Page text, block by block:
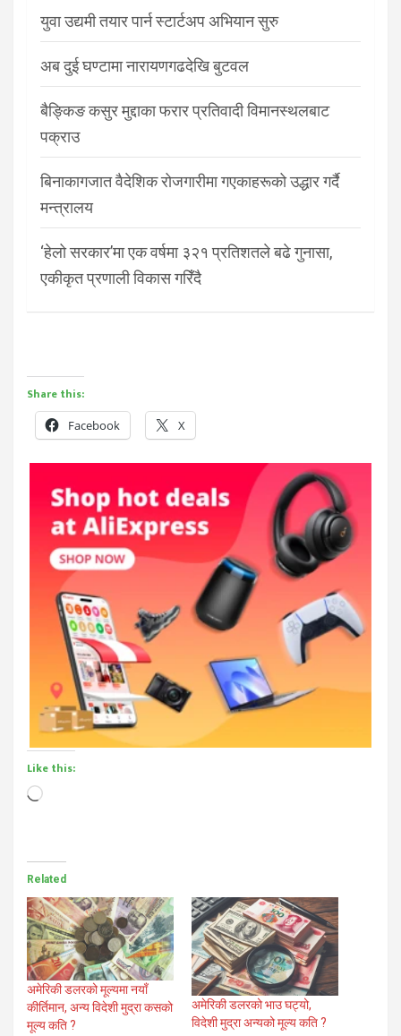
युवा उद्यमी तयार पार्न स्टार्टअप अभियान सुरु
अब दुई घण्टामा नारायणगढदेखि बुटवल
बैङ्किङ कसुर मुद्दाका फरार प्रतिवादी विमानस्थलबाट
पक्राउ
बिनाकागजात वैदेशिक रोजगारीमा गएकाहरूको उद्धार गर्दै
मन्त्रालय
‘हेलो सरकार’मा एक वर्षमा ३२१ प्रतिशतले बढे गुनासा,
एकीकृत प्रणाली विकास गरिँदै
Share this:
Facebook X
Like this:
Loading…
Related
अमेरिकी डलरको मूल्यमा नयाँ
कीर्तिमान, अन्य विदेशी मुद्रा कसको
मूल्य कति ?
अमेरिकी डलरको भाउ घट्यो,
विदेशी मुद्रा अन्यको मूल्य कति ?